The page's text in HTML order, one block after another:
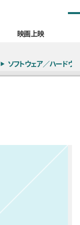
映画上映
ソフトウェア／ハードウ